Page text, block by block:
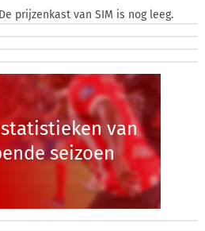
De prijzenkast van SIM is nog leeg.
van
seizoen